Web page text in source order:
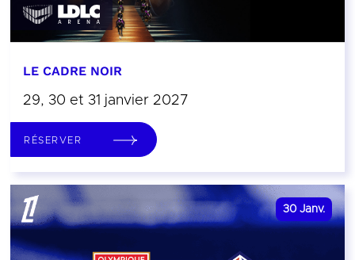
LE CADRE NOIR
29, 30 et 31 janvier 2027
RÉSERVER
30 Janv.